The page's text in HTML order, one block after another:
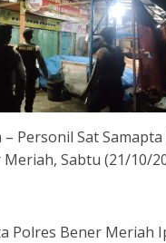
Personil Sat
Sabtu (21/10/
Polres Bener